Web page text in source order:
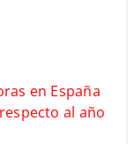
en España
al año